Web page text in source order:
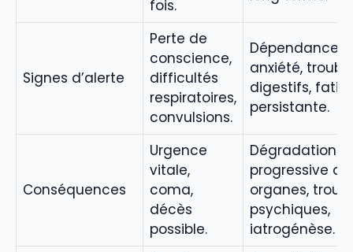
fois.
Signes d’alerte
Perte de
conscience,
difficultés
respiratoires,
convulsions.
Dépendance,
anxiété,
digestifs,
persistante.
Conséquences
Urgence
vitale,
coma,
décès
possible.
Dégradation
progressive
organes,
psychiques,
iatrogénèse.